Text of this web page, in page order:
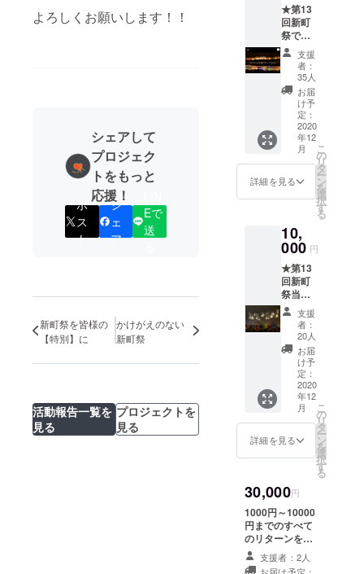
よろしくお願いします！！
シェアして
プロジェク
トをもっと
応援！
ポ
ス
ト
シ
ェ
ア
Eで
送
新町祭を皆様の
【特別】に
かけがえのない
新町祭
活動報告一覧を
見る
プロジェクトを
見る
★第13
回新町
祭での
パンフ
レット
に支援
者様の
お名前
掲載 or
★HPに
支援者
様のお
名前を
掲載 ご
参考ま
でに、
ホーム
ページ
をご参
照下さ
い。
⇒https:
//doshis
sap.co
m/ ※支
援時、
必ず備
考欄に
ご希望
のお名
前をご
記入く
どちら
してく
ださ
い〉 ☆
パンフ
レット
支援
者：
35人
お届
け予
定：
2020
年12
月
詳細を見る
こ
の
リ
タ
ー
ン
を
選
択
す
る
10,
000 円
★第13
回新町
祭当日
に支援
者様の
お名前
入り装
飾を作
成し、
実際に
展示さ
せて頂
く or ★
第13回
新町祭
の動画
メール
を添付
させて
頂く ※
支援時
に必ず
備考欄
支援
者：
20人
お届
け予
定：
2020
年12
月
詳細を見る
こ
の
リ
タ
ー
ン
を
選
択
す
る
30,000円
1000円～10000
円までのすべて
のリターンをさ
せて頂きます。
ですので、 1000
支援者：2人
お届け予定：